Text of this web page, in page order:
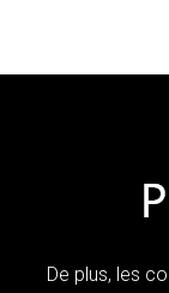
De plus, les